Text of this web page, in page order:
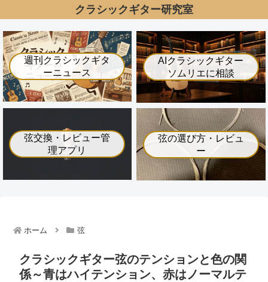
クラシックギター研究室
週刊クラシックギタ
ーニュース
AIクラシックギター
ソムリエに相談
弦交換・レビュー管
理アプリ
弦の選び方・レビュ
ー
ホーム 弦
クラシックギター弦のテンションと色の関
係～青はハイテンション、赤はノーマルテ